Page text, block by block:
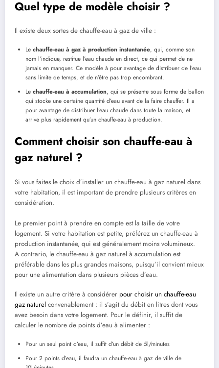
Quel type de modèle choisir ?
Il existe deux sortes de chauffe-eau à gaz de ville :
Le chauffe-eau à gaz à production instantanée, qui, comme son
nom l’indique, restitue l’eau chaude en direct, ce qui permet de ne
jamais en manquer. Ce modèle à pour avantage de distribuer de l’eau
sans limite de temps, et de n’être pas trop encombrant.
Le chauffe-eau à accumulation, qui se présente sous forme de ballon
qui stocke une certaine quantité d’eau avant de la faire chauffer. Il a
pour avantage de distribuer l’eau chaude dans toute la maison, et
arrive plus rapidement qu’un chauffe-eau à production.
Comment choisir son chauffe-eau à
gaz naturel ?
Si vous faites le choix d’installer un chauffe-eau à gaz naturel dans
votre habitation, il est important de prendre plusieurs critères en
considération.
Le premier point à prendre en compte est la taille de votre
logement. Si votre habitation est petite, préférez un chauffe-eau à
production instantanée, qui est généralement moins volumineux.
A contrario, le chauffe-eau à gaz naturel à accumulation est
préférable dans les plus grandes maisons, puisqu’il convient mieux
pour une alimentation dans plusieurs pièces d’eau.
Il existe un autre critère à considérer pour choisir un chauffe-eau
gaz naturel convenablement : il s’agit du débit en litres dont vous
avez besoin dans votre logement. Pour le définir, il suffit de
calculer le nombre de points d’eau à alimenter :
Pour un seul point d’eau, il suffit d’un débit de 5l/minutes
Pour 2 points d’eau, il faudra un chauffe-eau à gaz de ville de